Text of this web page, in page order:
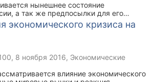
нынешнее состояние
а так же предпосылки для его
АПК на экономику России.
экономического кризиса на
8 ноября 2016, Экономические
влияние экономического